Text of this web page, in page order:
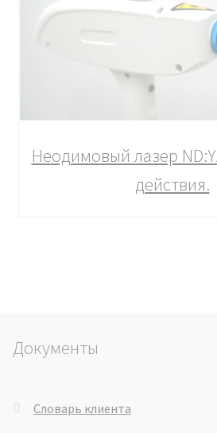
Неодимовый лазер
действия.
Документы
Словарь клиента